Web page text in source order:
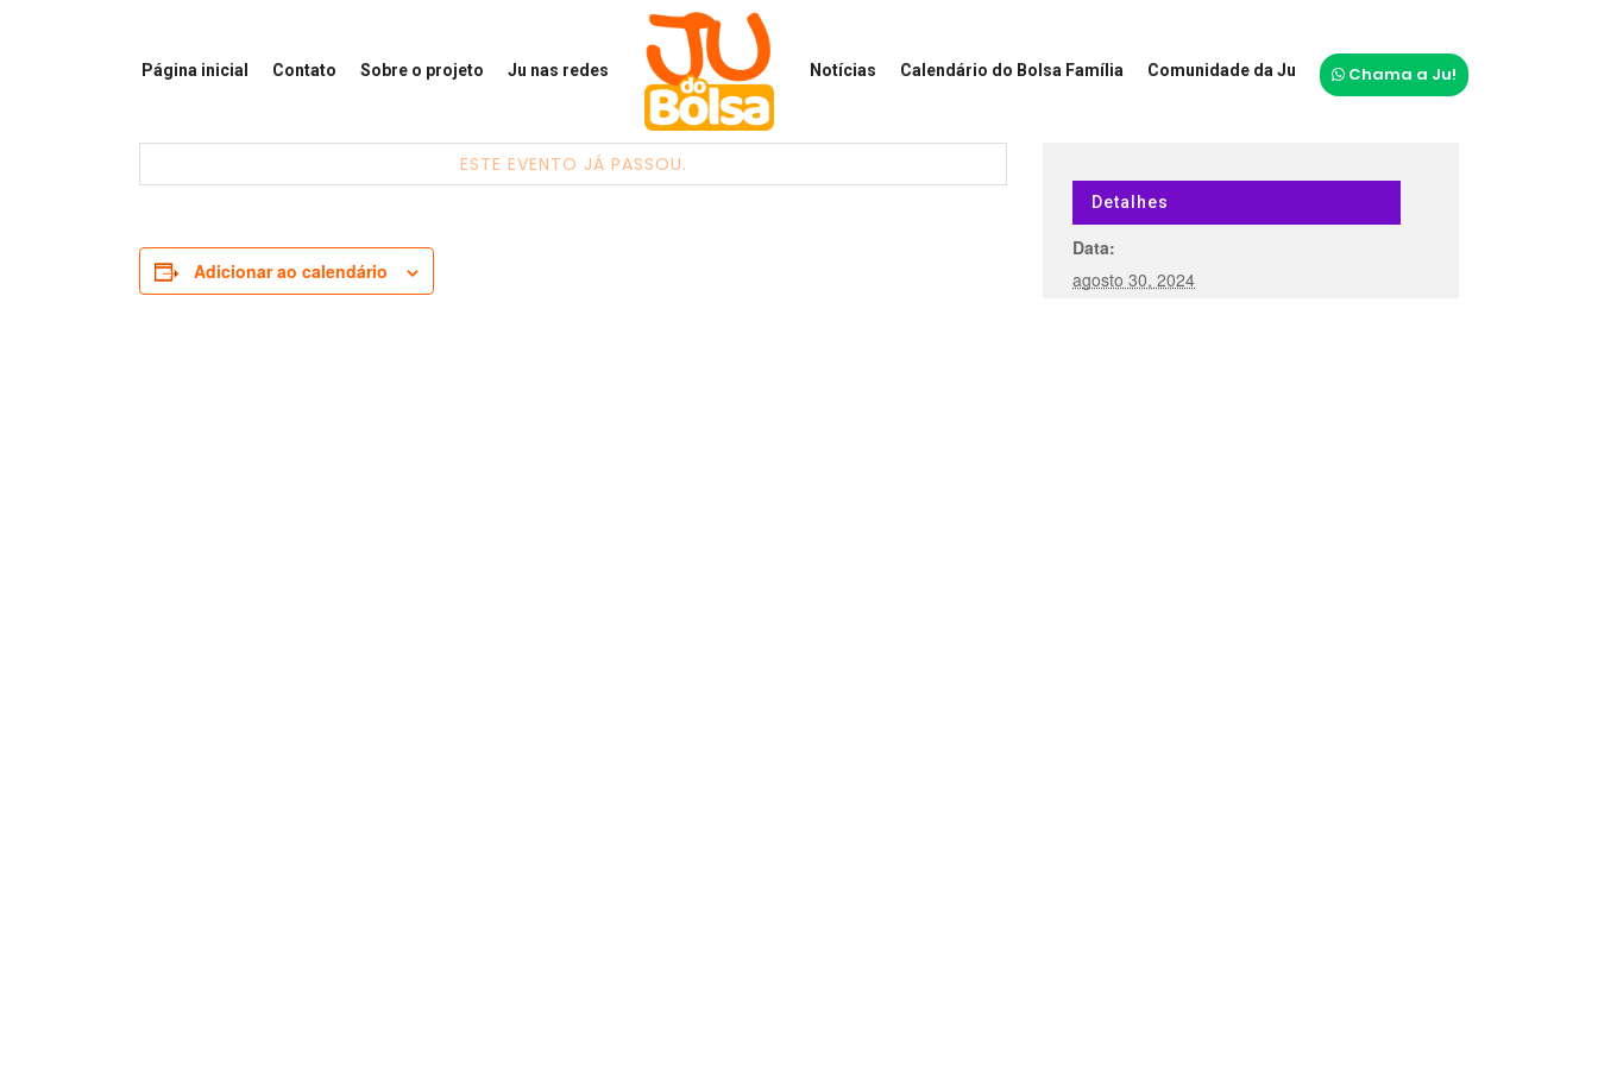
Página inicial Contato Sobre o projeto Ju nas redes Notícias Calendário do Bolsa Família Comunidade da Ju Chama a Ju!
ESTE EVENTO JÁ PASSOU.
Adicionar ao calendário
Detalhes
Data:
agosto 30, 2024